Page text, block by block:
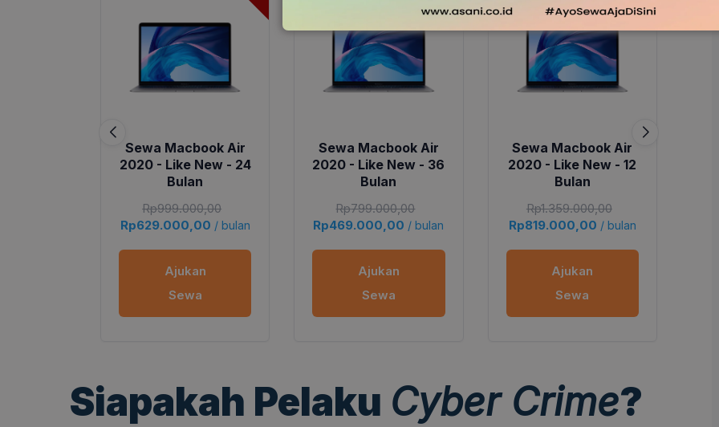
Sewa Macbook Air
2020 - Like New - 24
Bulan
Rp999.000,00
Rp629.000,00 / bulan
Ajukan
Sewa
Sewa Macbook Air
2020 - Like New - 36
Bulan
Rp799.000,00
Rp469.000,00 / bulan
Ajukan
Sewa
Sewa Macbook Air
2020 - Like New - 12
Bulan
Rp1.359.000,00
Rp819.000,00 / bulan
Ajukan
Sewa
Siapakah Pelaku Cyber Crime?